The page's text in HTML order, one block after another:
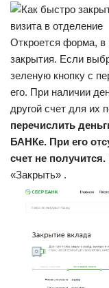
Откроется форма, в
закрытия. Если
зеленую кнопку с
его. При наличии
другой счет для их
перечислить
БАНКе. При его
счет не получится.
«Закрыть» .